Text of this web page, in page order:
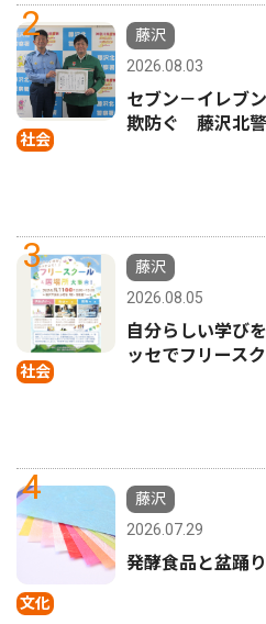
2
社会
藤沢
2026.08.03
セブン－イレブ
欺防ぐ 藤沢北
3
社会
藤沢
2026.08.05
自分らしい学び
ッセでフリース
4
文化
藤沢
2026.07.29
発酵食品と盆踊